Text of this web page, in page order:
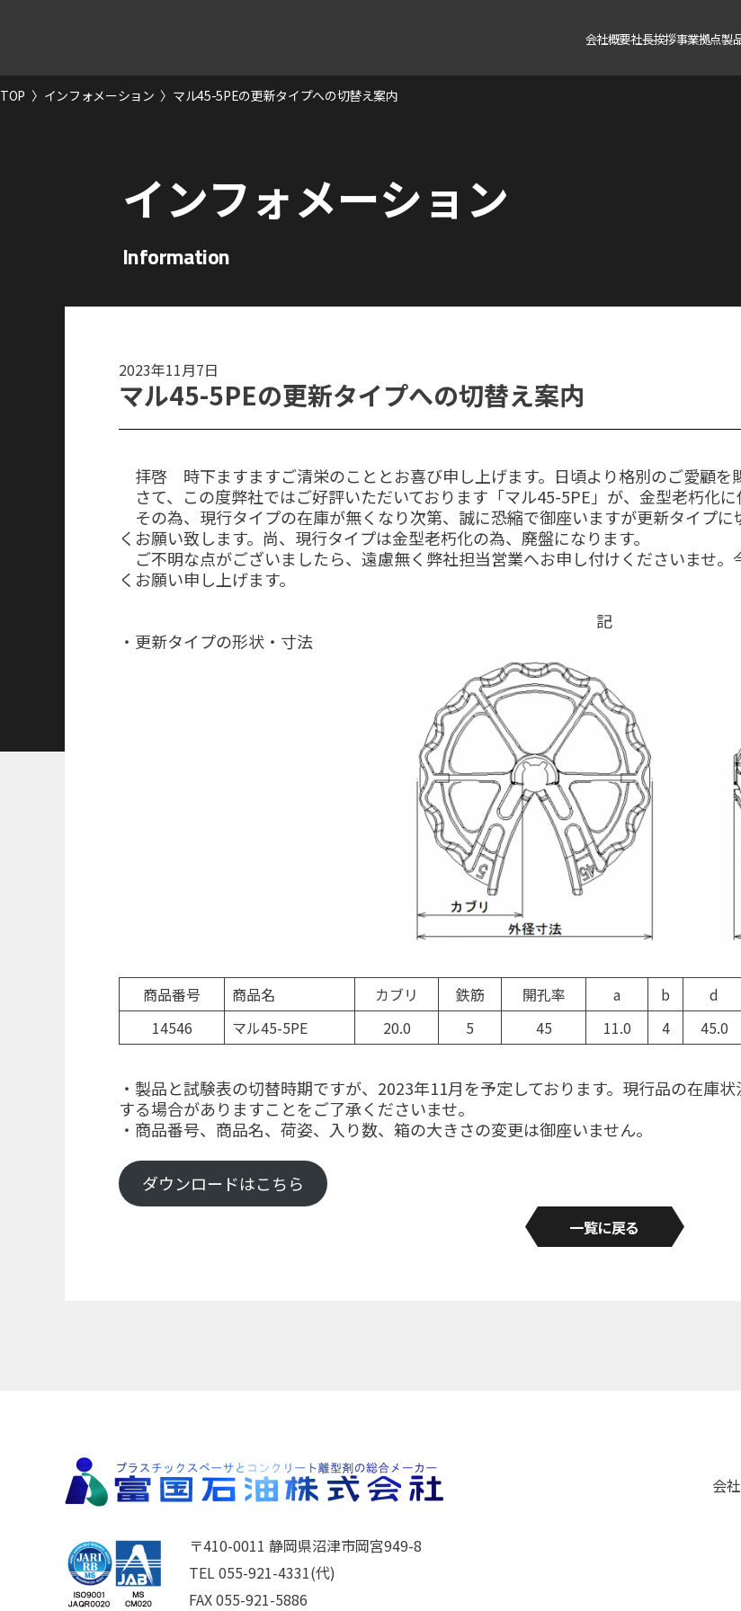
会社概要社長挨拶事業拠点製
TOP 〉 インフォメーション 〉 マル45-5PEの更新タイプへの切替え案内
インフォメーション
Information
2023年11月7日
マル45-5PEの更新タイプへの切替え案内
拝啓 時下ますますご清栄のこととお喜び申し上げます。日頃より格別のご愛顧を
さて、この度弊社ではご好評いただいております「マル45-5PE」が、金型老朽化に
その為、現行タイプの在庫が無くなり次第、誠に恐縮で御座いますが更新タイプ
くお願い致します。尚、現行タイプは金型老朽化の為、廃盤になります。
ご不明な点がございましたら、遠慮無く弊社担当営業へお申し付けくださいませ
くお願い申し上げます。
記
・更新タイプの形状・寸法
商品番号 商品名 カブリ 鉄筋 開孔率 a b d
14546
マル45-5PE 20.0 5 45 11.0 4 45.0
・製品と試験表の切替時期ですが、2023年11月を予定しておりま
する場合がありますことをご了承くださいませ。
・商品番号、商品名、荷姿、入り数、箱の大きさの変更は御座いません。
ダウンロードはこちら
一覧に戻る
〒410-0011 静岡県沼津市岡宮949-8
TEL 055-921-4331(代)
FAX 055-921-5886
会